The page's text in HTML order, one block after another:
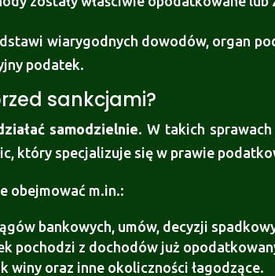
wiarygodnych dowodów, organ
podatek.
sankcjami?
samodzielnie. W takich
który specjalizuje się w prawie
obejmować m.in.:
bankowych, umów, decyzji
pochodzi z dochodów już
winy oraz inne okoliczności łagodzące.